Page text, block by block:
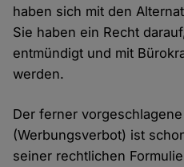
haben sich mit den
Sie haben ein Recht
entmündigt und mit
werden.
Der ferner vorgeschlagene
(Werbungsverbot) ist
seiner rechtlichen